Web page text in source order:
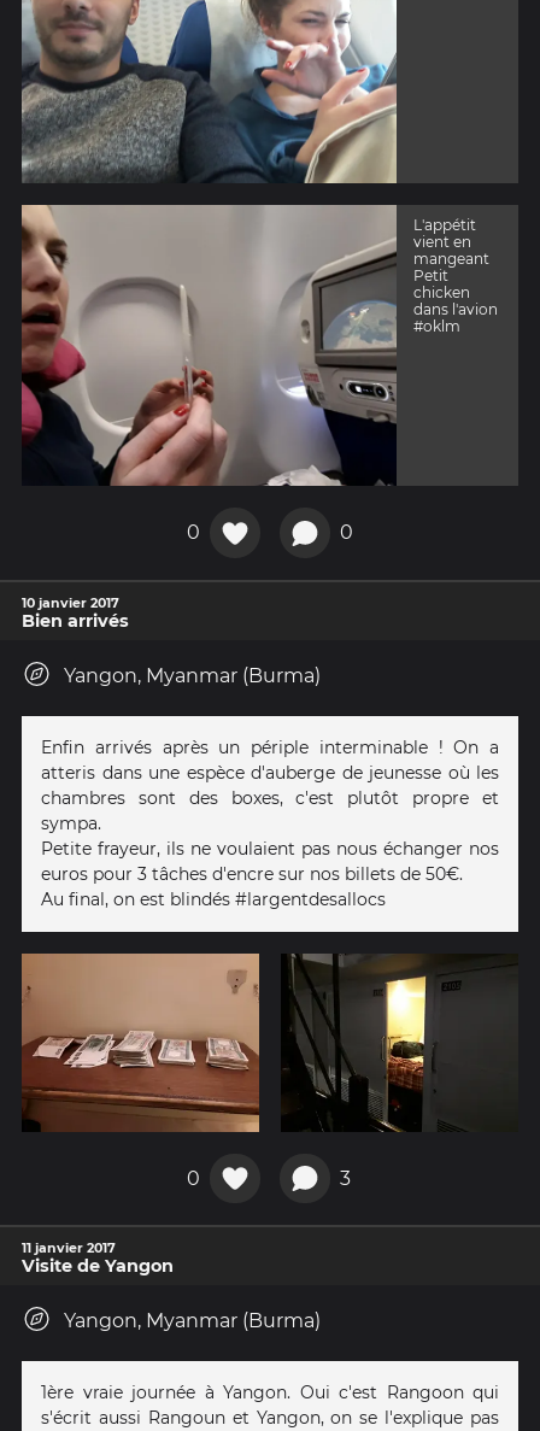
L'appétit
vient en
mangeant
Petit
chicken
dans l'avion
#oklm
0 0
10 janvier 2017
Bien arrivés
Yangon, Myanmar (Burma)
Enfin arrivés après un périple interminable ! On a
atteris dans une espèce d'auberge de jeunesse où les
chambres sont des boxes, c'est plutôt propre et
sympa.
Petite frayeur, ils ne voulaient pas nous échanger nos
euros pour 3 tâches d'encre sur nos billets de 50€.
Au final, on est blindés #largentdesallocs
0 3
11 janvier 2017
Visite de Yangon
Yangon, Myanmar (Burma)
1ère vraie journée à Yangon. Oui c'est Rangoon qui
s'écrit aussi Rangoun et Yangon, on se l'explique pas